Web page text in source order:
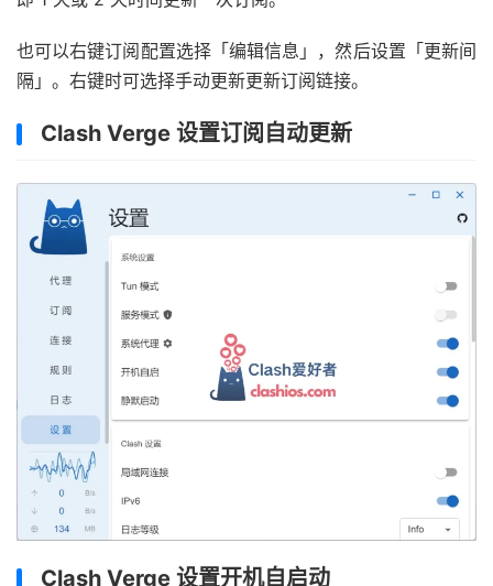
也可以右键订阅配置选择「编辑信息」，然后设置「更新间
隔」。右键时可选择手动更新更新订阅链接。
Clash Verge 设置订阅自动更新
Clash Verge 设置开机自启动